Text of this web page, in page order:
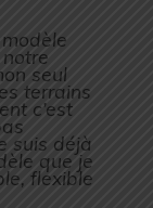
seul
terrains
c’est
suis déjà
que je
flexible